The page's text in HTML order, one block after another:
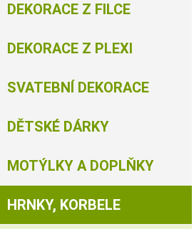
DEKORACE Z FILCE
DEKORACE Z PLEXI
SVATEBNÍ DEKORACE
DĚTSKÉ DÁRKY
MOTÝLKY A DOPLŇKY
HRNKY, KORBELE